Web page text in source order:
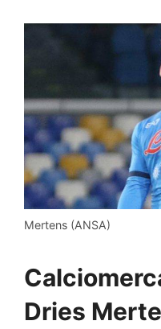
Mertens (ANSA)
Dries